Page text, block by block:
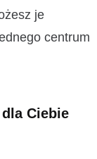
je
centrum
Ciebie